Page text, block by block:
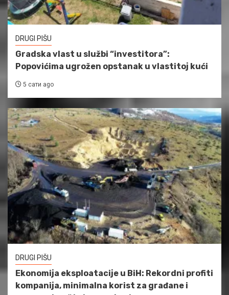
DRUGI PIŠU
Gradska vlast u službi “investitora”:
Popovićima ugrožen opstanak u vlastitoj kući
5 сати ago
DRUGI PIŠU
Ekonomija eksploatacije u BiH: Rekordni profiti
kompanija, minimalna korist za građane i